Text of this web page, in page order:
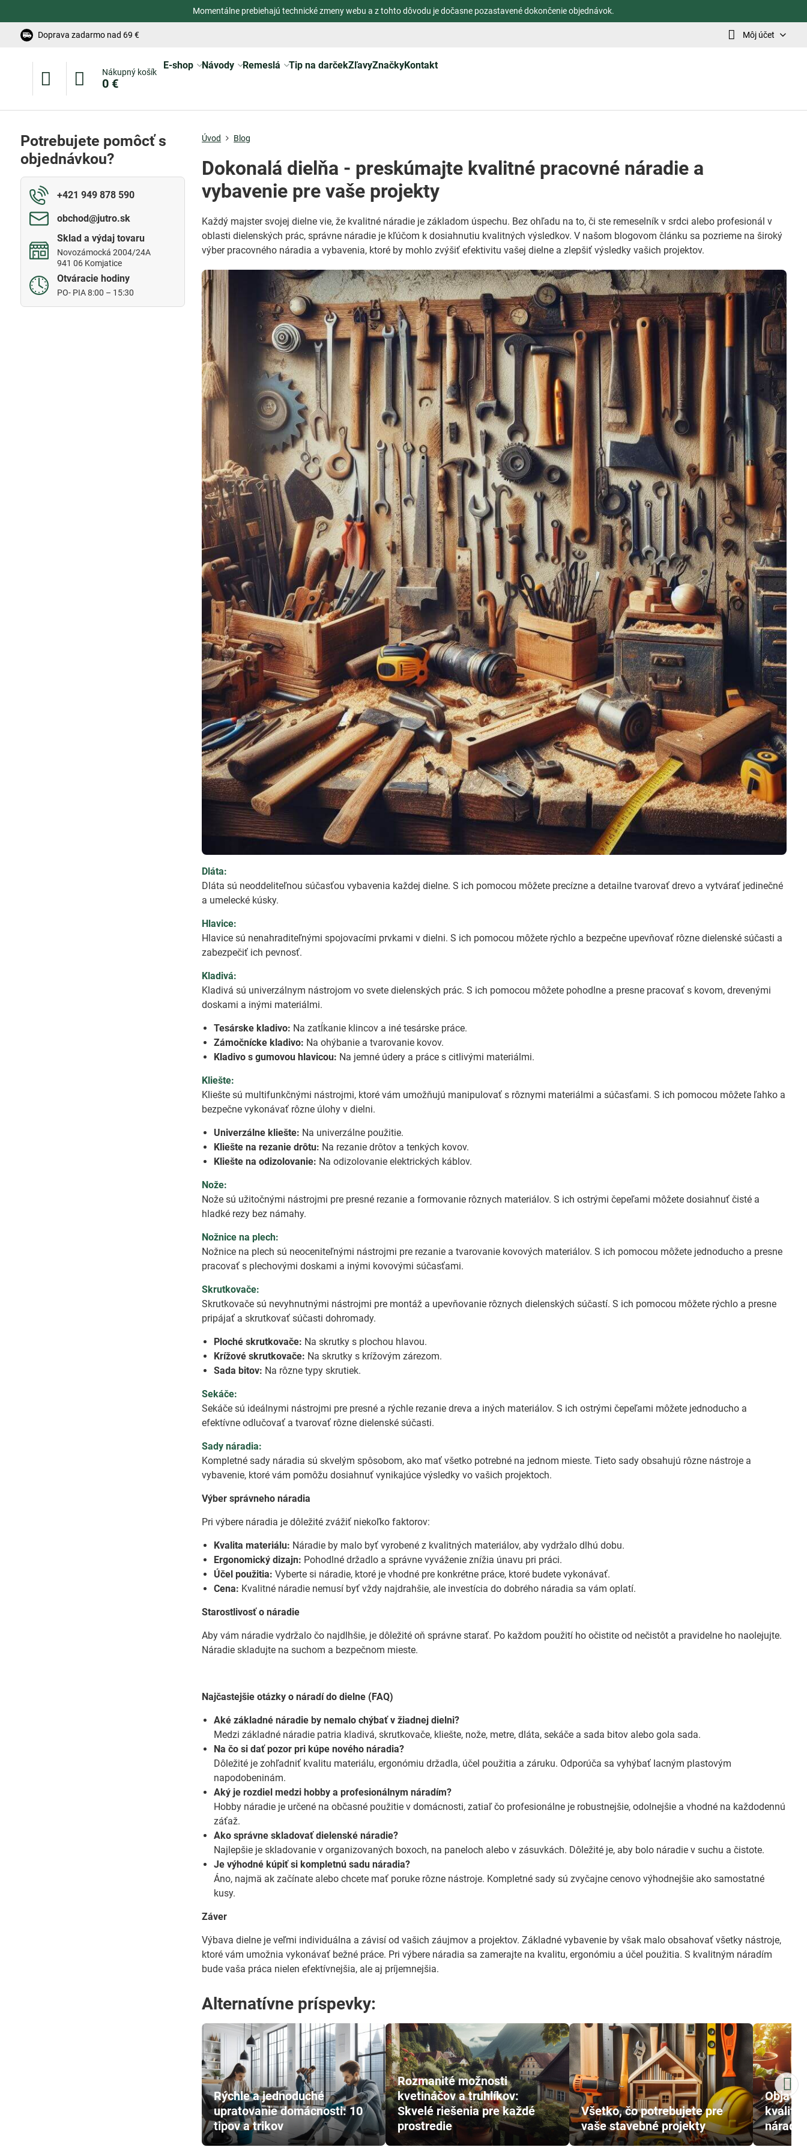
Momentálne prebiehajú technické zmeny webu a z tohto dôvodu je dočasne pozastavené dokončenie objednávok.
Doprava zadarmo nad 69 € Môj účet
Nákupný košík
0 €
E-shop Návody Remeslá Tip na darčekZľavyZnačkyKontakt
Úvod Blog
Dokonalá dielňa - preskúmajte kvalitné pracovné náradie a
vybavenie pre vaše projekty
Každý majster svojej dielne vie, že kvalitné náradie je základom úspechu. Bez ohľadu na to, či ste remeselník v srdci alebo profesionál v
oblasti dielenských prác, správne náradie je kľúčom k dosiahnutiu kvalitných výsledkov. V našom blogovom článku sa pozrieme na široký
výber pracovného náradia a vybavenia, ktoré by mohlo zvýšiť efektivitu vašej dielne a zlepšiť výsledky vašich projektov.
Dláta:
Dláta sú neoddeliteľnou súčasťou vybavenia každej dielne. S ich pomocou môžete precízne a detailne tvarovať drevo a vytvárať jedinečné
a umelecké kúsky.
Hlavice:
Hlavice sú nenahraditeľnými spojovacími prvkami v dielni. S ich pomocou môžete rýchlo a bezpečne upevňovať rôzne dielenské súčasti a
zabezpečiť ich pevnosť.
Kladivá:
Kladivá sú univerzálnym nástrojom vo svete dielenských prác. S ich pomocou môžete pohodlne a presne pracovať s kovom, drevenými
doskami a inými materiálmi.
Tesárske kladivo: Na zatĺkanie klincov a iné tesárske práce.
Zámočnícke kladivo: Na ohýbanie a tvarovanie kovov.
Kladivo s gumovou hlavicou: Na jemné údery a práce s citlivými materiálmi.
Kliešte:
Kliešte sú multifunkčnými nástrojmi, ktoré vám umožňujú manipulovať s rôznymi materiálmi a súčasťami. S ich pomocou môžete ľahko a
bezpečne vykonávať rôzne úlohy v dielni.
Univerzálne kliešte: Na univerzálne použitie.
Kliešte na rezanie drôtu: Na rezanie drôtov a tenkých kovov.
Kliešte na odizolovanie: Na odizolovanie elektrických káblov.
Nože:
Nože sú užitočnými nástrojmi pre presné rezanie a formovanie rôznych materiálov. S ich ostrými čepeľami môžete dosiahnuť čisté a
hladké rezy bez námahy.
Nožnice na plech:
Nožnice na plech sú neoceniteľnými nástrojmi pre rezanie a tvarovanie kovových materiálov. S ich pomocou môžete jednoducho a presne
pracovať s plechovými doskami a inými kovovými súčasťami.
Skrutkovače:
Skrutkovače sú nevyhnutnými nástrojmi pre montáž a upevňovanie rôznych dielenských súčastí. S ich pomocou môžete rýchlo a presne
pripájať a skrutkovať súčasti dohromady.
Ploché skrutkovače: Na skrutky s plochou hlavou.
Krížové skrutkovače: Na skrutky s krížovým zárezom.
Sada bitov: Na rôzne typy skrutiek.
Sekáče:
Sekáče sú ideálnymi nástrojmi pre presné a rýchle rezanie dreva a iných materiálov. S ich ostrými čepeľami môžete jednoducho a
efektívne odlučovať a tvarovať rôzne dielenské súčasti.
Sady náradia:
Kompletné sady náradia sú skvelým spôsobom, ako mať všetko potrebné na jednom mieste. Tieto sady obsahujú rôzne nástroje a
vybavenie, ktoré vám pomôžu dosiahnuť vynikajúce výsledky vo vašich projektoch.
Výber správneho náradia
Pri výbere náradia je dôležité zvážiť niekoľko faktorov:
Kvalita materiálu: Náradie by malo byť vyrobené z kvalitných materiálov, aby vydržalo dlhú dobu.
Ergonomický dizajn: Pohodlné držadlo a správne vyváženie znížia únavu pri práci.
Účel použitia: Vyberte si náradie, ktoré je vhodné pre konkrétne práce, ktoré budete vykonávať.
Cena: Kvalitné náradie nemusí byť vždy najdrahšie, ale investícia do dobrého náradia sa vám oplatí.
Starostlivosť o náradie
Aby vám náradie vydržalo čo najdlhšie, je dôležité oň správne starať. Po každom použití ho očistite od nečistôt a pravidelne ho naolejujte.
Náradie skladujte na suchom a bezpečnom mieste.
Najčastejšie otázky o náradí do dielne (FAQ)
Aké základné náradie by nemalo chýbať v žiadnej dielni?
Medzi základné náradie patria kladivá, skrutkovače, kliešte, nože, metre, dláta, sekáče a sada bitov alebo gola sada.
Na čo si dať pozor pri kúpe nového náradia?
Dôležité je zohľadniť kvalitu materiálu, ergonómiu držadla, účel použitia a záruku. Odporúča sa vyhýbať lacným plastovým
napodobeninám.
Aký je rozdiel medzi hobby a profesionálnym náradím?
Hobby náradie je určené na občasné použitie v domácnosti, zatiaľ čo profesionálne je robustnejšie, odolnejšie a vhodné na každodennú
záťaž.
Ako správne skladovať dielenské náradie?
Najlepšie je skladovanie v organizovaných boxoch, na paneloch alebo v zásuvkách. Dôležité je, aby bolo náradie v suchu a čistote.
Je výhodné kúpiť si kompletnú sadu náradia?
Áno, najmä ak začínate alebo chcete mať poruke rôzne nástroje. Kompletné sady sú zvyčajne cenovo výhodnejšie ako samostatné
kusy.
Záver
Výbava dielne je veľmi individuálna a závisí od vašich záujmov a projektov. Základné vybavenie by však malo obsahovať všetky nástroje,
ktoré vám umožnia vykonávať bežné práce. Pri výbere náradia sa zamerajte na kvalitu, ergonómiu a účel použitia. S kvalitným náradím
bude vaša práca nielen efektívnejšia, ale aj príjemnejšia.
Alternatívne príspevky:
Rýchle a jednoduché
upratovanie domácnosti: 10
tipov a trikov
Rozmanité možnosti
kvetináčov a truhlíkov:
Skvelé riešenia pre každé
prostredie
Všetko, čo potrebujete pre
vaše stavebné projekty
Potrebujete pomôcť s
objednávkou?
+421 949 878 590
obchod​@jutro​.sk
Sklad a výdaj tovaru
Novozámocká 2004/24A
941 06 Komjatice
Otváracie hodiny
PO- PIA 8:00 – 15:30